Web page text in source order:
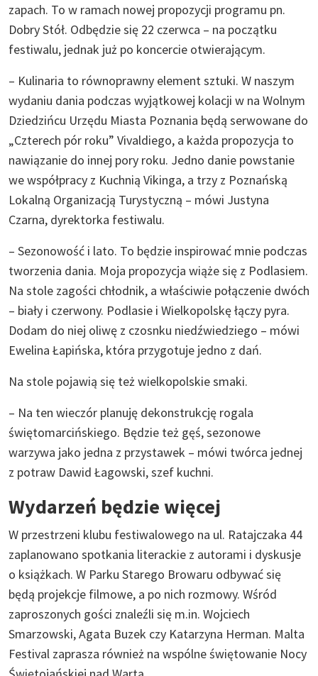
zapach. To w ramach nowej propozycji programu pn.
Dobry Stół. Odbędzie się 22 czerwca – na początku
festiwalu, jednak już po koncercie otwierającym.
– Kulinaria to równoprawny element sztuki. W naszym
wydaniu dania podczas wyjątkowej kolacji w na Wolnym
Dziedzińcu Urzędu Miasta Poznania będą serwowane do
„Czterech pór roku” Vivaldiego, a każda propozycja to
nawiązanie do innej pory roku. Jedno danie powstanie
we współpracy z Kuchnią Vikinga, a trzy z Poznańską
Lokalną Organizacją Turystyczną – mówi Justyna
Czarna, dyrektorka festiwalu.
– Sezonowość i lato. To będzie inspirować mnie podczas
tworzenia dania. Moja propozycja wiąże się z Podlasiem.
Na stole zagości chłodnik, a właściwie połączenie dwóch
– biały i czerwony. Podlasie i Wielkopolskę łączy pyra.
Dodam do niej oliwę z czosnku niedźwiedziego – mówi
Ewelina Łapińska, która przygotuje jedno z dań.
Na stole pojawią się też wielkopolskie smaki.
– Na ten wieczór planuję dekonstrukcję rogala
świętomarcińskiego. Będzie też gęś, sezonowe
warzywa jako jedna z przystawek – mówi twórca jednej
z potraw Dawid Łagowski, szef kuchni.
Wydarzeń będzie więcej
W przestrzeni klubu festiwalowego na ul. Ratajczaka 44
zaplanowano spotkania literackie z autorami i dyskusje
o książkach. W Parku Starego Browaru odbywać się
będą projekcje filmowe, a po nich rozmowy. Wśród
zaproszonych gości znaleźli się m.in. Wojciech
Smarzowski, Agata Buzek czy Katarzyna Herman. Malta
Festival zaprasza również na wspólne świętowanie Nocy